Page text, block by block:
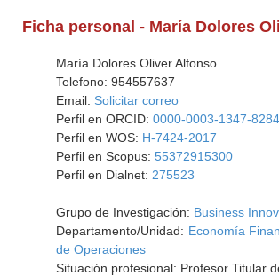
Ficha personal - María Dolores
María Dolores Oliver Alfonso
Telefono: 954557637
Email: Solicitar correo
Perfil en ORCID: 0000-0003-1347-8284
Perfil en WOS: H-7424-2017
Perfil en Scopus: 55372915300
Perfil en Dialnet: 275523
Grupo de Investigación: Business
Departamento/Unidad: Economía
de Operaciones
Situación profesional: Profesor Titular